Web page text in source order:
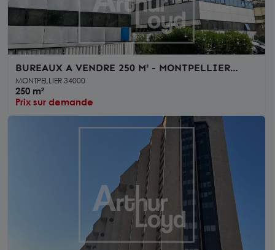
BUREAUX A VENDRE 250 M² - MONTPELLIER
MILLENAIRE
MONTPELLIER 34000
250 m²
Prix sur demande